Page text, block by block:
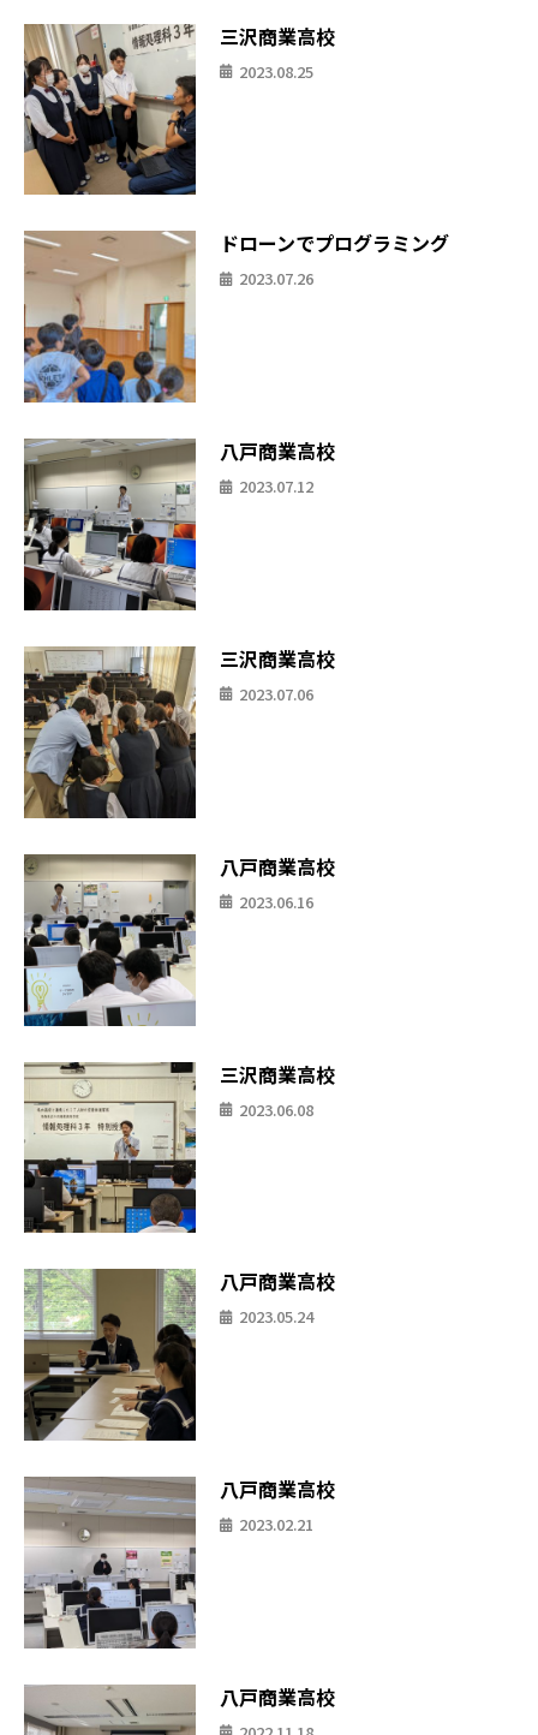
三沢商業高校
2023.08.25
ドローンでプログラミング
2023.07.26
八戸商業高校
2023.07.12
三沢商業高校
2023.07.06
八戸商業高校
2023.06.16
三沢商業高校
2023.06.08
八戸商業高校
2023.05.24
八戸商業高校
2023.02.21
八戸商業高校